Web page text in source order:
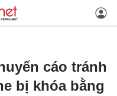
cáo tránh
bị khóa bằng